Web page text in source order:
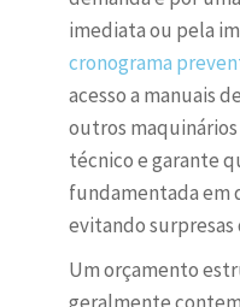
imediata ou pela
cronograma
acesso a manuais
outros
técnico e garante
fundamentada em
evitando surpresas
Um orçamento